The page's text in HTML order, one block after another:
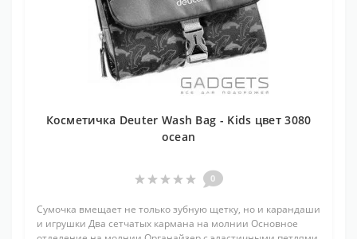
Косметичка Deuter Wash Bag - Kids цвет 3080
ocean
0
Сумочка вмещает не только зубную щетку, но и карандаши
и игрушки Два сетчатых кармана на молнии Основное